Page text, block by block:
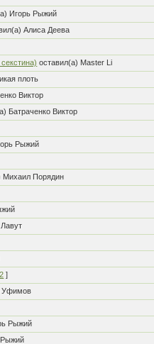
Игорь Рыжий
Алиса Деева
оставил(а) Master Li
плоть
Виктор
Батраченко Виктор
Рыжий
Михаил Порядин
2 ]
Уфимов
Рыжий
Рыжий